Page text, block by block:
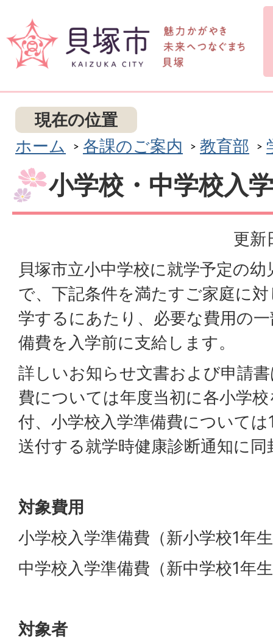
現在の位置
ホーム
各課のご案内 教育部
小学校・中学校入
更新
貝塚市立小中学校に就学予定の
で、下記条件を満たすご家庭に
学するにあたり、必要な費用の
備費を入学前に支給します。
詳しいお知らせ文書および申請
費については年度当初に各小学
付、小学校入学準備費について
送付する就学時健康診断通知に
対象費用
小学校入学準備費（新小学校1年
中学校入学準備費（新中学校1年
対象者